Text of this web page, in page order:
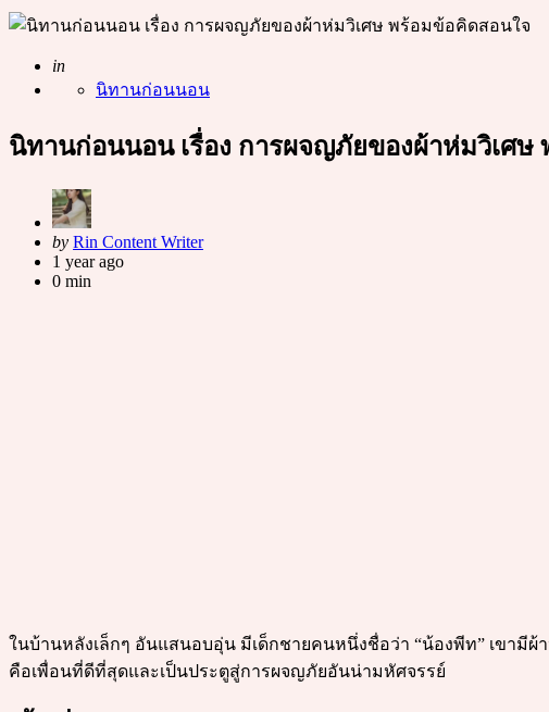
Posted
in
นิทานก่อนนอน
นิทานก่อนนอน เรื่อง การผจญภัยของผ้าห่มวิเศษ
Posted
by
by Rin Content Writer
1 year ago
0 min
ในบ้านหลังเล็กๆ อันแสนอบอุ่น มีเด็กชายคนหนึ่งชื่อว่า “น้องพีท” เขา
คือเพื่อนที่ดีที่สุดและเป็นประตูสู่การผจญภัยอันน่ามหัศจรรย์